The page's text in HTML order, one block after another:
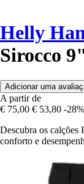
Helly
Sirocco
Adicionar uma
A partir de
€ 75,00 € 53,80 -28%
Descubra os calções
conforto e